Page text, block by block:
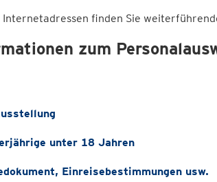
finden Sie
zum
unter 18 Jahren
Einreisebestimmungen usw.